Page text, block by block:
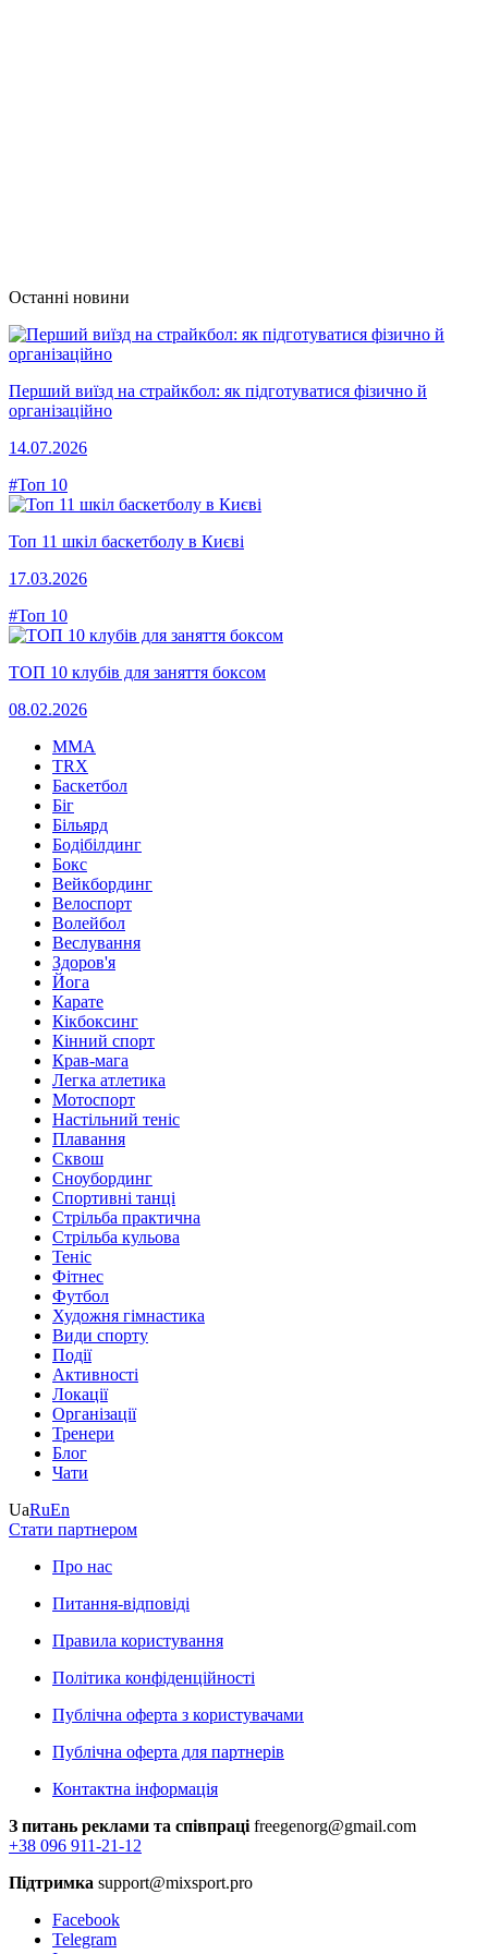
Останні новини
Перший виїзд на страйкбол: як підготуватися фізично й
організаційно
14.07.2026
#Топ 10
Топ 11 шкіл баскетболу в Києві
17.03.2026
#Топ 10
ТОП 10 клубів для заняття боксом
08.02.2026
MMA
TRX
Баскетбол
Біг
Більярд
Бодібілдинг
Бокс
Вейкбординг
Велоспорт
Волейбол
Веслування
Здоров'я
Йога
Карате
Кікбоксинг
Кінний спорт
Крав-мага
Легка атлетика
Мотоспорт
Настільний теніс
Плавання
Сквош
Сноубординг
Спортивні танці
Стрільба практична
Стрільба кульова
Теніс
Фітнес
Футбол
Художня гімнастика
Види спорту
Події
Активності
Локації
Організації
Тренери
Блог
Чати
UaRuEn
Стати партнером
Про нас
Питання-відповіді
Правила користування
Політика конфіденційності
Публічна оферта з користувачами
Публічна оферта для партнерів
Контактна інформація
З питань реклами та співпраці freegenorg@gmail.com
+38 096 911-21-12
Підтримка support@mixsport.pro
Facebook
Telegram